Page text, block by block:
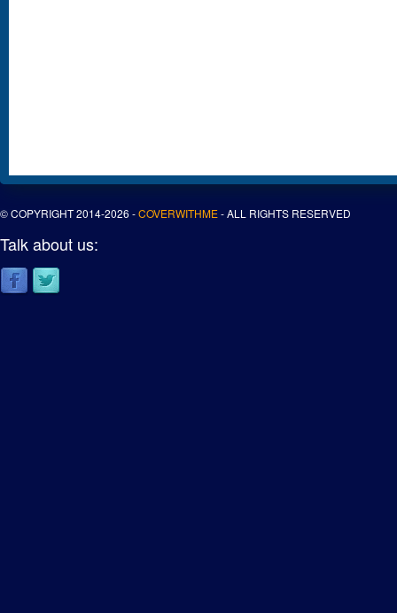
© COPYRIGHT 2014-2026 -COVERWITHME- ALL RIGHTS RESERVED
Talk about us: